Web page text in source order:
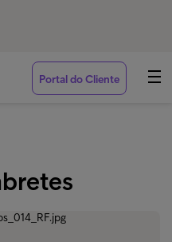
Portal do Cliente